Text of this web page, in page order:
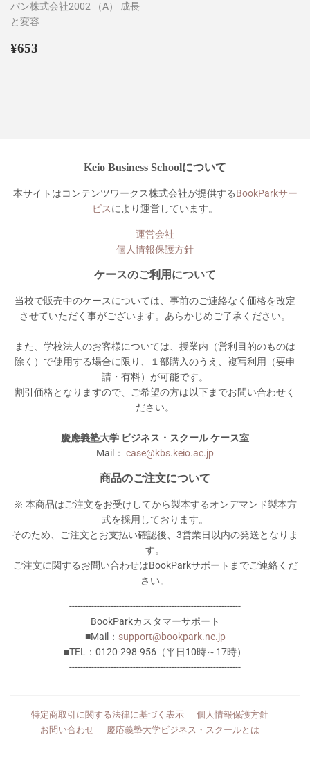
パン株式会社2002 （A） 成長
と変容
通
¥653
Keio Business Schoolについて
本サイトはコンテンツワークス株式会社が提供するBookParkサー
ビスにより運営しています。
運営会社
個人情報保護方針
ケースのご利用について
当校で販売中のケースについては、事前のご連絡なく価格を改定
させていただく事がございます。あらかじめご了承ください。
また、学校法人のお客様については、授業内（営利目的のものは
除く）で使用する場合に限り、１部購入のうえ、複写利用（要申
請・有料）が可能です。
割引価格となりますので、ご希望の方は以下までお問い合わせく
ださい。
慶應義塾大学 ビジネス・スクール ケース室
Mail： case@kbs.keio.ac.jp
商品のご注文について
※ 本商品はご注文をお受けしてから製本するオンデマンド製本方
式を採用しております。
そのため、ご注文とお支払い確認後、3営業日以内の発送となりま
す。
ご注文に関するお問い合わせはBookParkサポートまでご連絡くだ
さい。
--------------------------------------------------------------
BookParkカスタマーサポート
■Mail： support@bookpark.ne.jp
■TEL：0120-298-956（平日10時～17時）
--------------------------------------------------------------
特定商取引に関する法律に基づく表示
個人情報保護方針
お問い合わせ
慶応義塾大学ビジネス・スクールとは